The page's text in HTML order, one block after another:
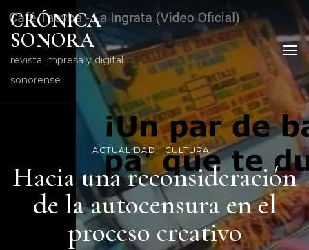
CRÓNICA
SONORA
revista impresa y digital
sonorense
ACTUALIDAD CULTURA
Hacia una reconsideración
de la autocensura en el
proceso creativo